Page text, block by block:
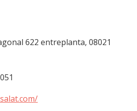
622 entreplanta, 08021